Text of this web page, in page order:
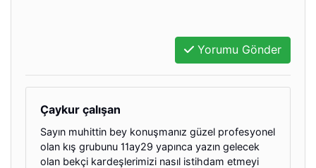
Yorumu Gönder
Çaykur çalışan
Sayın muhittin bey konuşmanız güzel profesyonel
olan kış grubunu 11ay29 yapınca yazın gelecek
olan bekçi kardeşlerimizi nasıl istihdam etmeyi